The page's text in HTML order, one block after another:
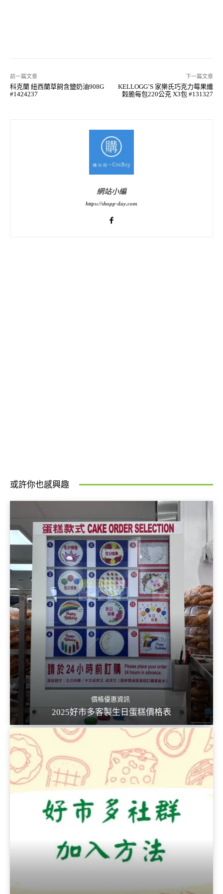
前一篇文章
科克蘭 紐西蘭草飼含鹽奶油908G
#1424237
下一篇文章
KELLOGG’S 家樂氏巧克力莓果纖
榖脆每包220公克 X3包 #131327
網站小編
https://shopp-day.com
或許你也感興趣
價格優惠資訊
2025好市多客製生日蛋糕價格表